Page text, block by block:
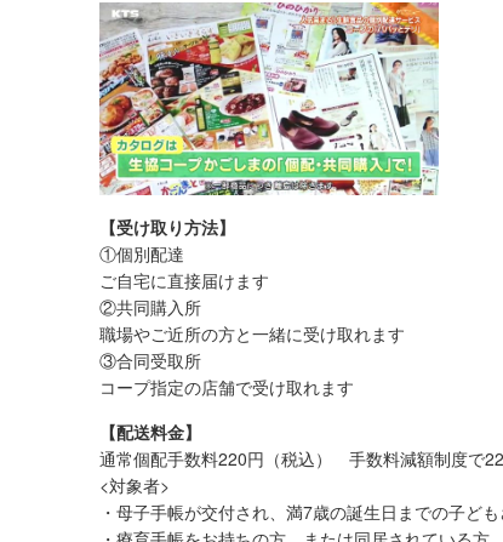
【受け取り方法】
①個別配達
ご自宅に直接届けます
②共同購入所
職場やご近所の方と一緒に受け取れます
③合同受取所
コープ指定の店舗で受け取れます
【配送料金】
通常個配手数料220円（税込） 手数料減額制度で
<対象者>
・母子手帳が交付され、満7歳の誕生日までの子ど